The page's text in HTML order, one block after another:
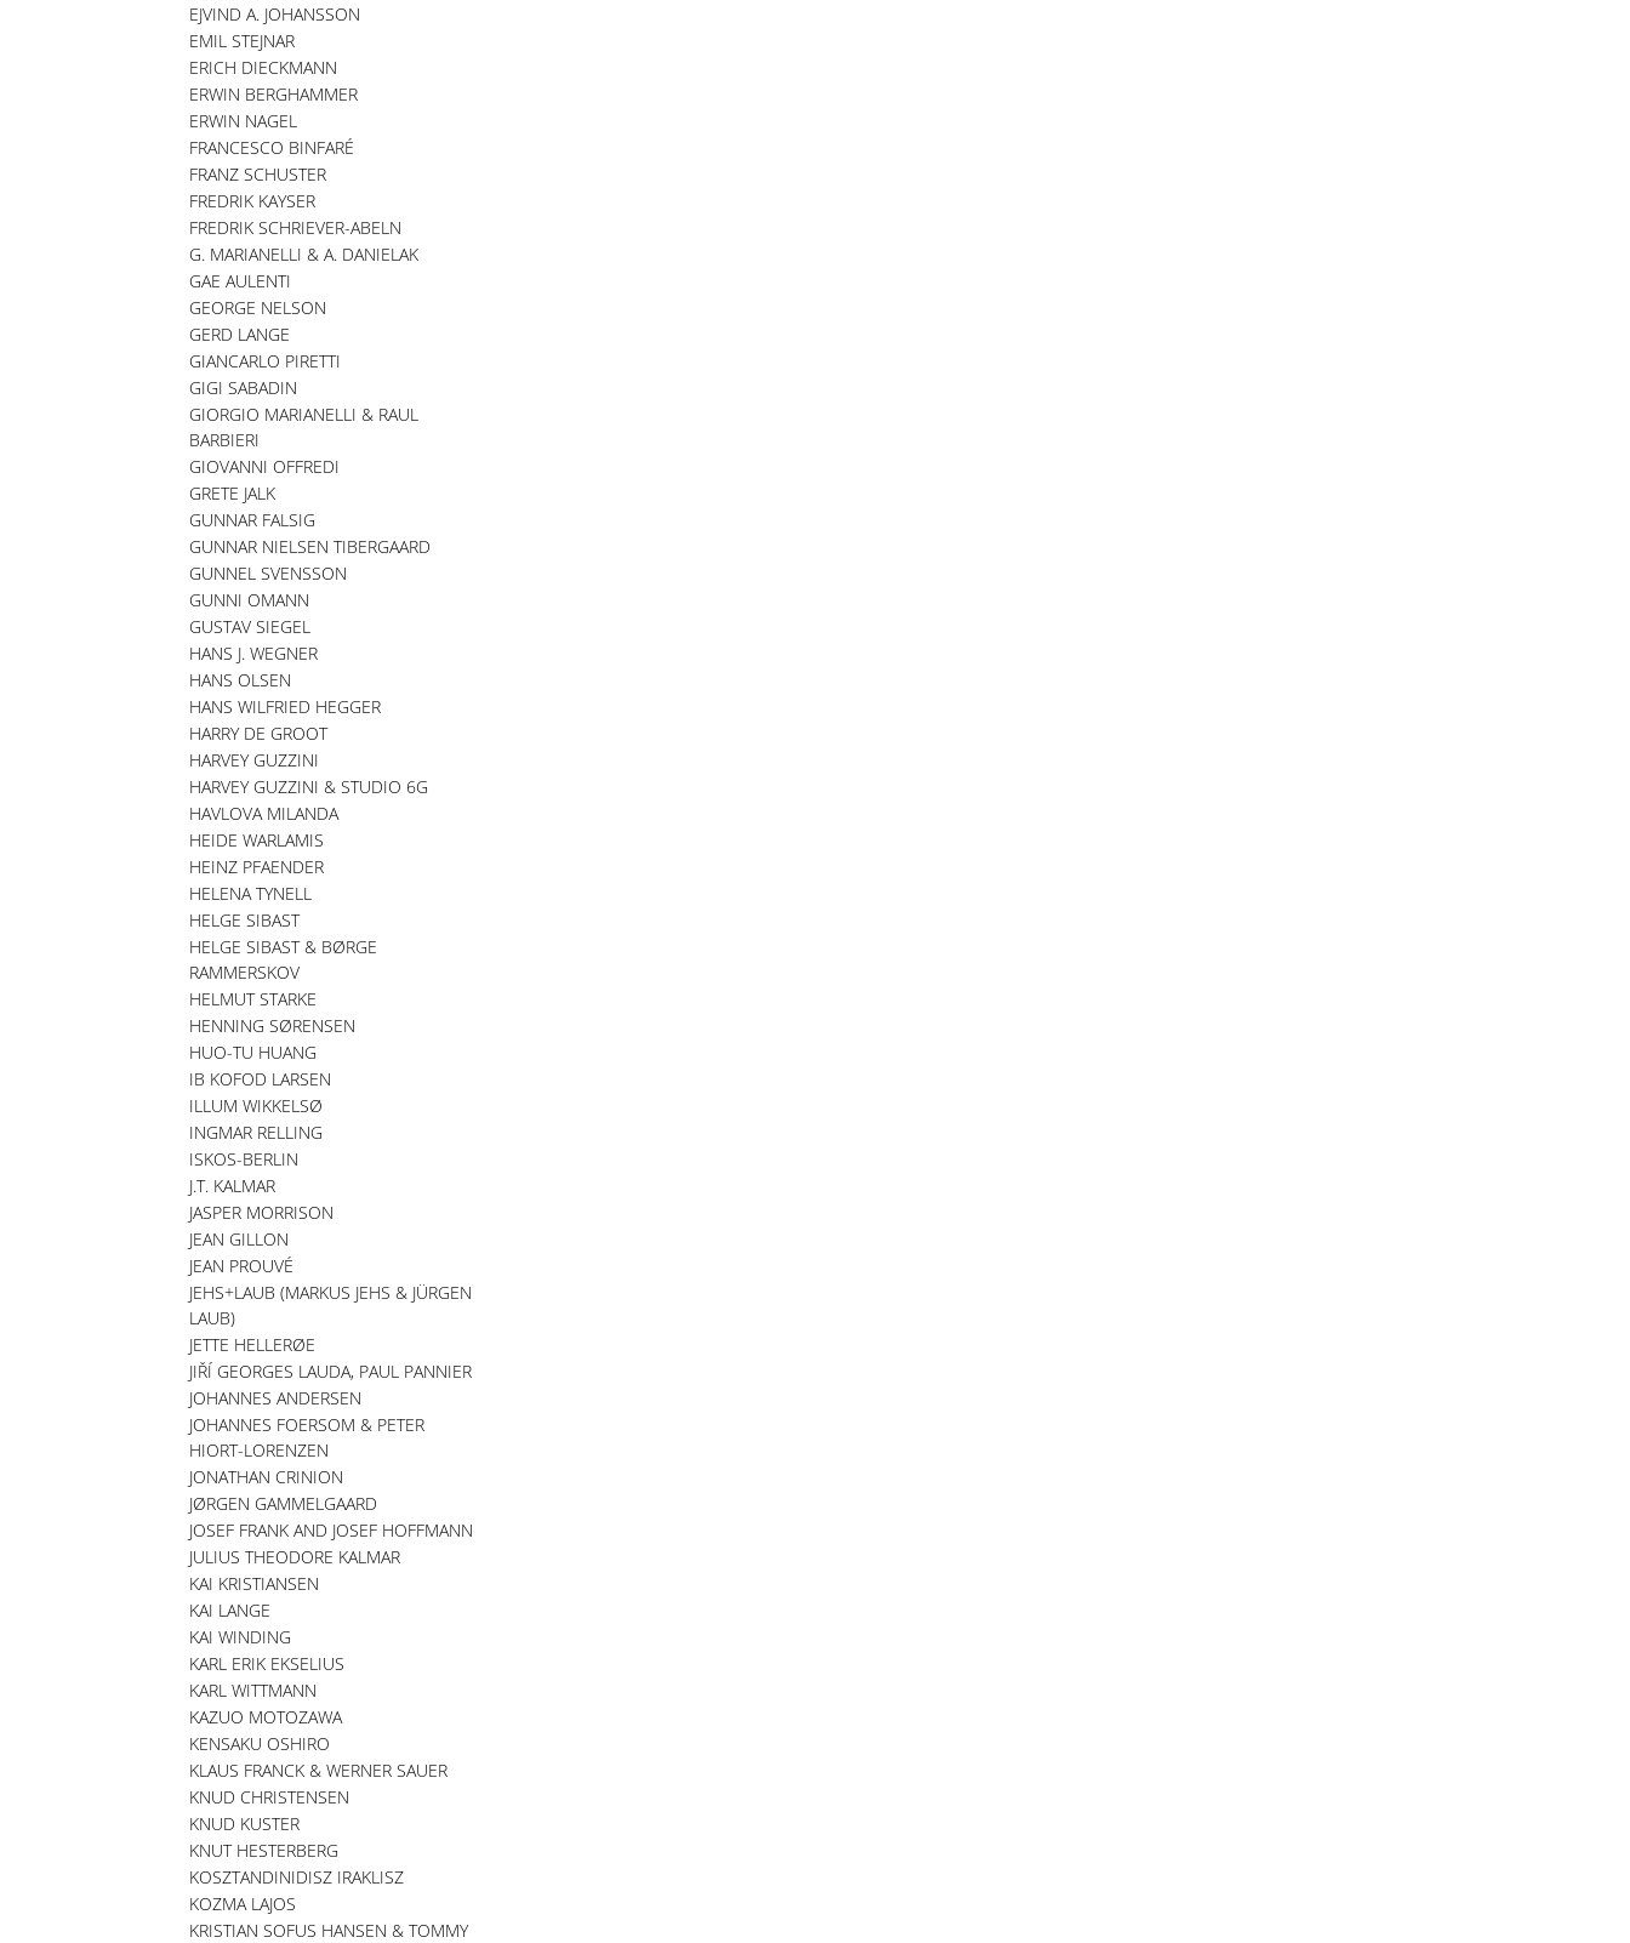
EJVIND A. JOHANSSON
EMIL STEJNAR
ERICH DIECKMANN
ERWIN BERGHAMMER
ERWIN NAGEL
FRANCESCO BINFARÉ
FRANZ SCHUSTER
FREDRIK KAYSER
FREDRIK SCHRIEVER-ABELN
G. MARIANELLI & A. DANIELAK
GAE AULENTI
GEORGE NELSON
GERD LANGE
GIANCARLO PIRETTI
GIGI SABADIN
GIORGIO MARIANELLI & RAUL
BARBIERI
GIOVANNI OFFREDI
GRETE JALK
GUNNAR FALSIG
GUNNAR NIELSEN TIBERGAARD
GUNNEL SVENSSON
GUNNI OMANN
GUSTAV SIEGEL
HANS J. WEGNER
HANS OLSEN
HANS WILFRIED HEGGER
HARRY DE GROOT
HARVEY GUZZINI
HARVEY GUZZINI & STUDIO 6G
HAVLOVA MILANDA
HEIDE WARLAMIS
HEINZ PFAENDER
HELENA TYNELL
HELGE SIBAST
HELGE SIBAST & BØRGE
RAMMERSKOV
HELMUT STARKE
HENNING SØRENSEN
HUO-TU HUANG
IB KOFOD LARSEN
ILLUM WIKKELSØ
INGMAR RELLING
ISKOS-BERLIN
J.T. KALMAR
JASPER MORRISON
JEAN GILLON
JEAN PROUVÉ
JEHS+LAUB (MARKUS JEHS & JÜRGEN
LAUB)
JETTE HELLERØE
JIŘÍ GEORGES LAUDA, PAUL PANNIER
JOHANNES ANDERSEN
JOHANNES FOERSOM & PETER
HIORT-LORENZEN
JONATHAN CRINION
JØRGEN GAMMELGAARD
JOSEF FRANK AND JOSEF HOFFMANN
JULIUS THEODORE KALMAR
KAI KRISTIANSEN
KAI LANGE
KAI WINDING
KARL ERIK EKSELIUS
KARL WITTMANN
KAZUO MOTOZAWA
KENSAKU OSHIRO
KLAUS FRANCK & WERNER SAUER
KNUD CHRISTENSEN
KNUD KUSTER
KNUT HESTERBERG
KOSZTANDINIDISZ IRAKLISZ
KOZMA LAJOS
KRISTIAN SOFUS HANSEN & TOMMY